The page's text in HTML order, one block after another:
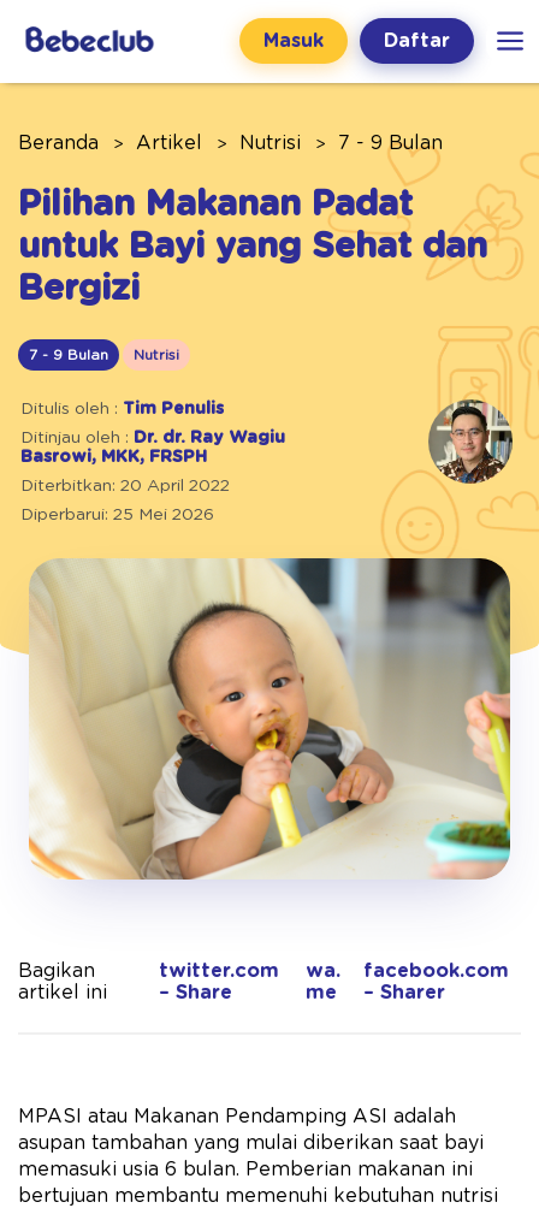
Masuk Daftar
Beranda Artikel Nutrisi 7 - 9 Bulan
Pilihan Makanan Padat
untuk Bayi yang Sehat dan
Bergizi
7 - 9 Bulan Nutrisi
Ditulis oleh : Tim Penulis
Ditinjau oleh : Dr. dr. Ray Wagiu
Basrowi, MKK, FRSPH
Diterbitkan: 20 April 2022
Diperbarui: 25 Mei 2026
Bagikan
artikel ini
twitter.com
– Share
wa.
me
facebook.com
– Sharer
MPASI atau Makanan Pendamping ASI adalah
asupan tambahan yang mulai diberikan saat bayi
memasuki usia 6 bulan. Pemberian makanan ini
bertujuan membantu memenuhi kebutuhan nutrisi